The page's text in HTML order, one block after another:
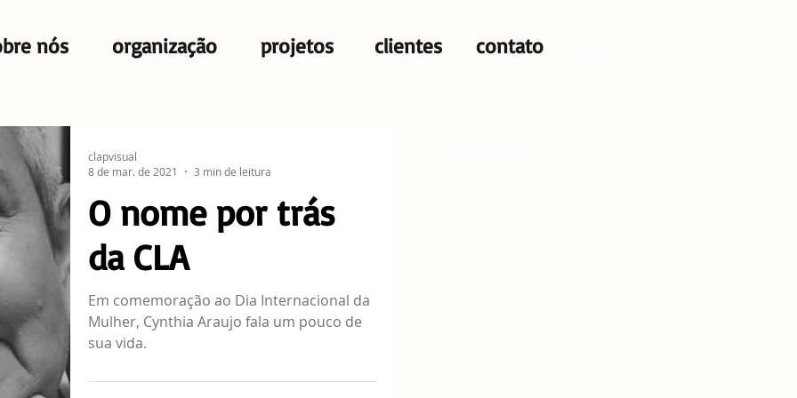
nós organização projetos clientes contato
O nome por trás
da CLA
Em comemoração ao Dia Internacional da
Mulher, Cynthia Araujo fala um pouco de
sua vida.
clapvisual
8 de mar. de 2021
3 min de leitura